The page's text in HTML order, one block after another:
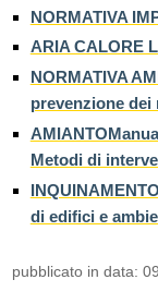
NORMATIVA
ARIA CALORE
NORMATIVA
prevenzione dei
Metodi di
di edifici e
pubblicato in data: